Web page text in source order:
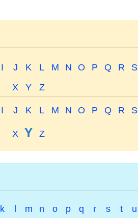
I J K L M N O P Q R S
X
Y Z
I J K L M N O P Q R S
X Y Z
k m n o p q r s t u